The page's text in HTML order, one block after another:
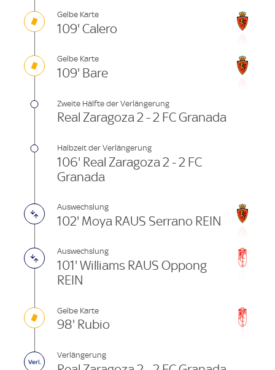
Gelbe Karte
109' Calero
Gelbe Karte
109' Bare
Zweite Hälfte der Verlängerung
Real Zaragoza 2 - 2 FC Granada
Halbzeit der Verlängerung
106' Real Zaragoza 2 - 2 FC
Granada
Auswechslung
102' Moya RAUS Serrano REIN
Auswechslung
101' Williams RAUS Oppong
REIN
Gelbe Karte
98' Rubio
Verlängerung